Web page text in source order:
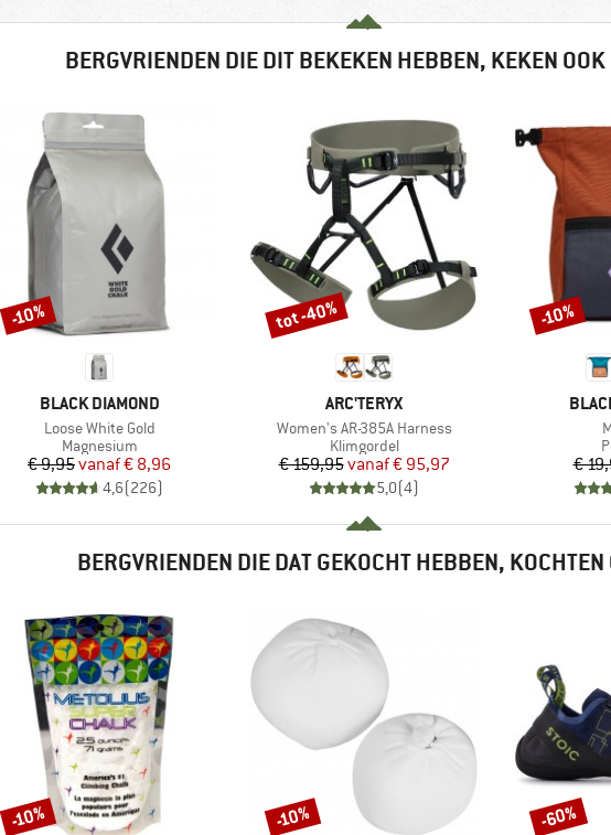
BERGVRIENDEN DIE DIT BEKEKEN HEBBEN, KEKEN OOK
MERK
BLACK DIAMOND
Artikel
Loose White Gold
Productgroep
Magnesium
Prijs
€ 9,95 Verlaagde prijs
vanaf€ 8,96
4,6(226)
Korting
-10%
MERK
ARC'TERYX
Artikel
Women's AR-385A Harness
Productgroep
Klimgordel
Prijs
€ 159,95 Verlaagde prijs
vanaf€ 95,97
5,0(4)
Korting
tot -40%
MERK
€
Korting
-10%
BERGVRIENDEN DIE DAT GEKOCHT HEBBEN, KOCHTEN
Korting
-10% Korting
-10% Korting
-60%